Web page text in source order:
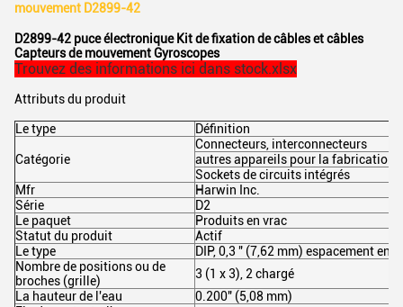
mouvement D2899-42
D2899-42 puce électronique Kit de fixation de câbles et câbles
Capteurs de mouvement Gyroscopes
Trouvez des informations ici dans stock.xlsx
Attributs du produit
Le type Définition
Catégorie
Connecteurs, interconnecteurs
autres appareils pour la fabrication
Sockets de circuits intégrés
Mfr
Harwin Inc.
Série
D2
Le paquet
Produits en vrac
Statut du produit
Actif
Le type
DIP, 0,3 " (7,62 mm) espacement
Nombre de positions ou de
broches (grille)
3 (1 x 3), 2 chargé
La hauteur de l'eau
0.200" (5,08 mm)